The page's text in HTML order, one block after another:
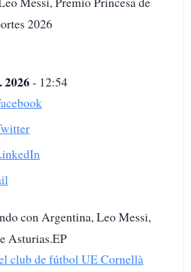
2026
2026- 12:54
con Argentina, Leo Messi,
Asturias.EP
club de fútbol UE Cornellà